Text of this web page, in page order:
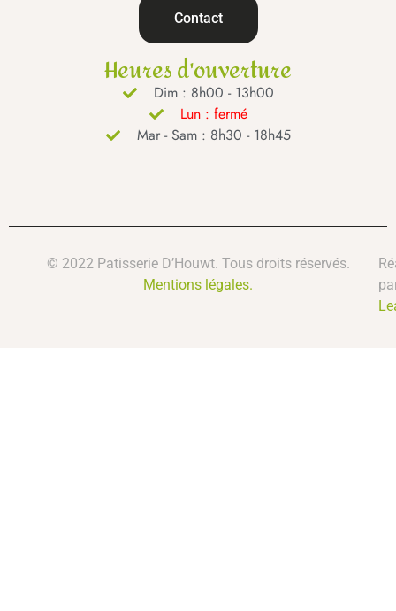
Contact
Heures d'ouverture
Dim : 8h00 - 13h00
Lun : fermé
Mar - Sam : 8h30 - 18h45
© 2022 Patisserie D’Houwt. Tous droits réservés.
Mentions légales.